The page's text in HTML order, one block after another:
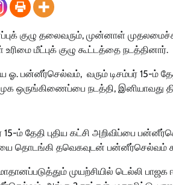
குழு தலைவரும், முன்னாள்
மீட்புக் குழு கூட்டத்தை நடத்தினார்.
ஓ. பன்னீர்செல்வம், வரும் டிசம்பர் 15-ம்
ஒருங்கிணைப்பை நடத்தி, இனியாவது
15-ம் தேதி புதிய கட்சி அறிவிப்பை
தொடங்கி தவெகவுடன்
முயற்சியில் டெல்லி பாஜக